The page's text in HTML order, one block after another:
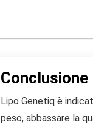
Conclusione
Lipo Genetiq è
peso, abbassare la